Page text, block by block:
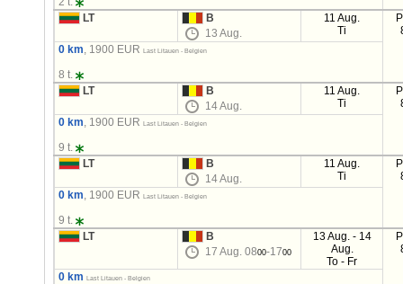
LT
B
13 Aug.
11 Aug.
Ti
0 km, 1900 EUR Last Litauen - Belgien
8 t.
LT
B
14 Aug.
11 Aug.
Ti
0 km, 1900 EUR Last Litauen - Belgien
9 t.
LT
B
14 Aug.
11 Aug.
Ti
0 km, 1900 EUR Last Litauen - Belgien
9 t.
LT
B
17 Aug. 0800-1700
13 Aug. - 14
Aug.
To - Fr
0 km Last Litauen - Belgien